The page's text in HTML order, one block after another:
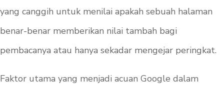
yang canggih untuk menilai apakah sebuah halaman
benar-benar memberikan nilai tambah bagi
pembacanya atau hanya sekadar mengejar peringkat.
Faktor utama yang menjadi acuan Google dalam